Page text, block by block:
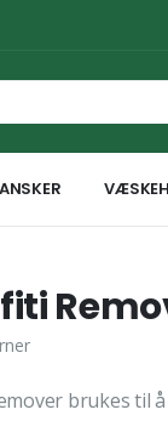
brukes til